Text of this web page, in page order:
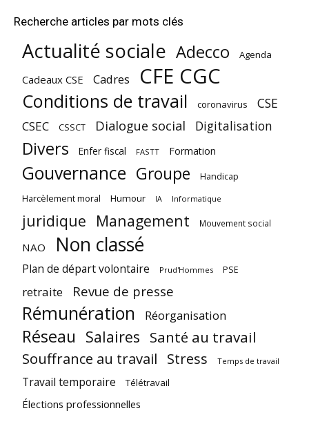
Recherche articles par mots clés
Actualité sociale Adecco Agenda
Cadeaux CSE Cadres CFE CGC
Conditions de travail coronavirus CSE
CSEC CSSCT Dialogue social Digitalisation
Divers Enfer fiscal FASTT Formation
Gouvernance Groupe Handicap
Harcèlement moral Humour IA Informatique
juridique Management Mouvement social
NAO Non classé
Plan de départ volontaire Prud'Hommes PSE
retraite Revue de presse
Rémunération Réorganisation
Réseau Salaires Santé au travail
Souffrance au travail Stress Temps de travail
Travail temporaire Télétravail
Élections professionnelles